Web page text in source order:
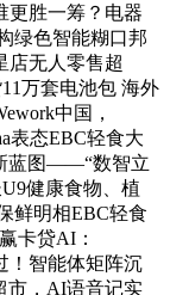
更胜一筹？电器
绿色智能糊口邦
店无人零售超
万套电池包 海外
中国，
表态EBC轻食大
蓝图——“数智立
健康食物、植
鲜明相EBC轻食
卡贷AI：
！智能体矩阵沉
市，AI语音记实